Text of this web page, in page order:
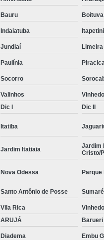
Bauru Boituva
Indaiatuba
Jundiaí Limeira
Paulínia
Socorro
Valinhos Vinhedo
Dic I
Dic II
Itatiba
Jardim Itatiaia
Jardim
Cristo/
Nova Odessa Parque
Santo Antônio de Posse Sumaré
Vila Rica Vinhedo
ARUJÁ
Barueri
Diadema Embu